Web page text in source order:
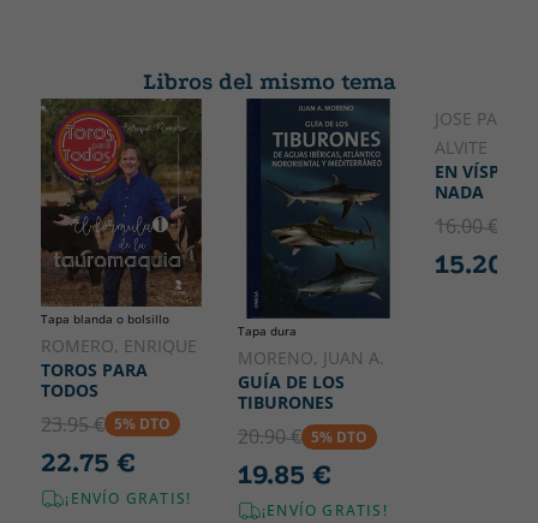
190
Libros del mismo tema
Tapa blanda o bolsillo
ROMERO, ENRIQUE
TOROS PARA
TODOS
23.95 € 5% DTO
22.75 €
¡ENVÍO GRATIS!
Tapa dura
MORENO, JUAN A.
GUÍA DE LOS
TIBURONES
20.90 € 5% DTO
19.85 €
¡ENVÍO GRATIS!
JOSE
ALVITE
EN
NADA
16.00 €
15.20 €